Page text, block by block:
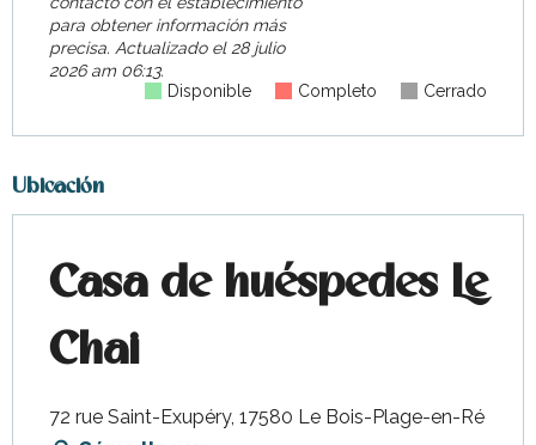
para obtener información más
precisa. Actualizado el28 julio
2026 am 06:13.
Disponible
Completo Cerrado
Ubicación
Casa de huéspedes Le
Chai
72 rue Saint-Exupéry, 17580 Le Bois-Plage-en-Ré